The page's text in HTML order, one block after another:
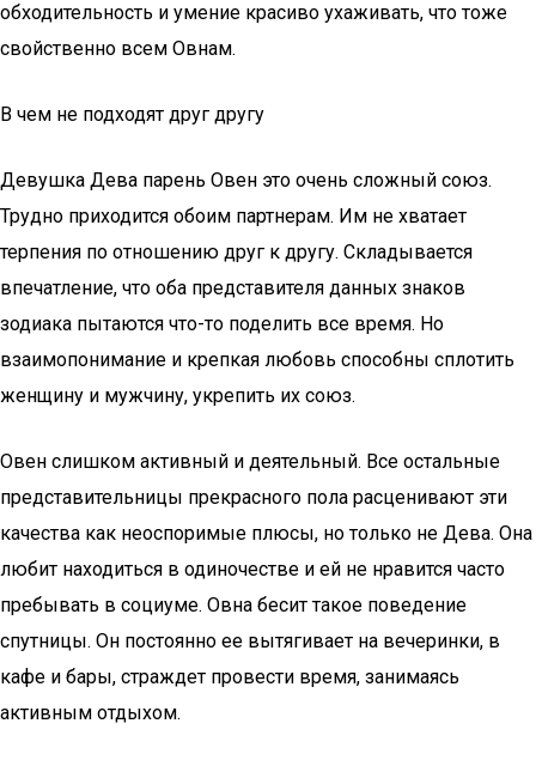
обходительность и умение красиво ухаживать, что тоже
свойственно всем Овнам.
В чем не подходят друг другу
Девушка Дева парень Овен это очень сложный союз.
Трудно приходится обоим партнерам. Им не хватает
терпения по отношению друг к другу. Складывается
впечатление, что оба представителя данных знаков
зодиака пытаются что-то поделить все время. Но
взаимопонимание и крепкая любовь способны сплотить
женщину и мужчину, укрепить их союз.
Овен слишком активный и деятельный. Все остальные
представительницы прекрасного пола расценивают эти
качества как неоспоримые плюсы, но только не Дева. Она
любит находиться в одиночестве и ей не нравится часто
пребывать в социуме. Овна бесит такое поведение
спутницы. Он постоянно ее вытягивает на вечеринки, в
кафе и бары, страждет провести время, занимаясь
активным отдыхом.